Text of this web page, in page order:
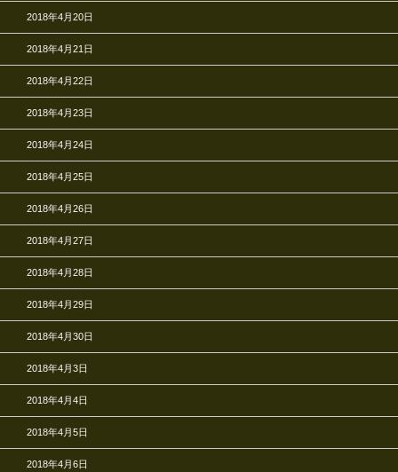
2018年4月20日
2018年4月21日
2018年4月22日
2018年4月23日
2018年4月24日
2018年4月25日
2018年4月26日
2018年4月27日
2018年4月28日
2018年4月29日
2018年4月30日
2018年4月3日
2018年4月4日
2018年4月5日
2018年4月6日